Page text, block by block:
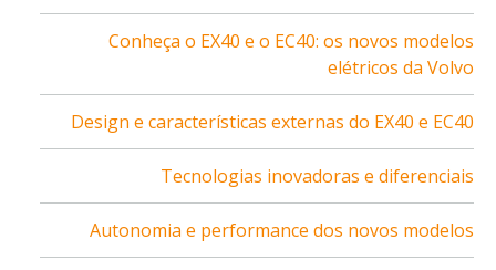
Conheça o EX40 e o EC40: os novos modelos
elétricos da Volvo
Design e características externas do EX40 e EC40
Tecnologias inovadoras e diferenciais
Autonomia e performance dos novos modelos